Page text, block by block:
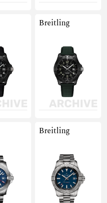
Breitling
Breitling